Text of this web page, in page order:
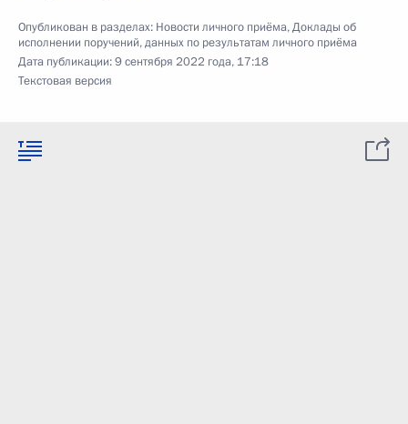
Опубликован в разделах: Новости личного приёма,Доклады об
исполнении поручений, данных по результатам личного приёма
Дата публикации:9 сентября 2022 года, 17:18
Текстовая версия